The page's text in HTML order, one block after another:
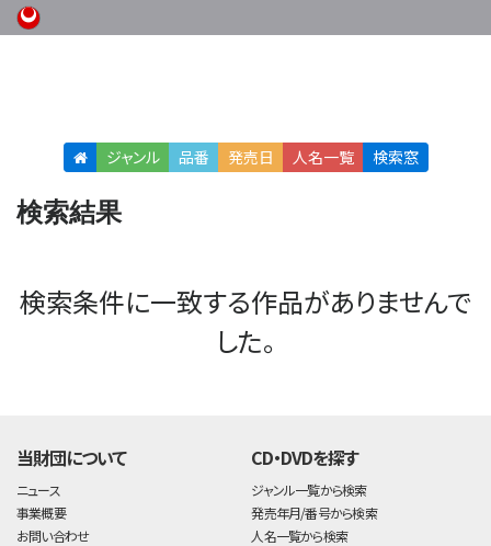
ジャンル 品番 発売日 人名一覧 検索窓
検索結果
検索条件に一致する作品がありませんで
した。
当財団について
ニュース
事業概要
お問い合わせ
CD・DVDを探す
ジャンル一覧から検索
発売年月/番号から検索
人名一覧から検索